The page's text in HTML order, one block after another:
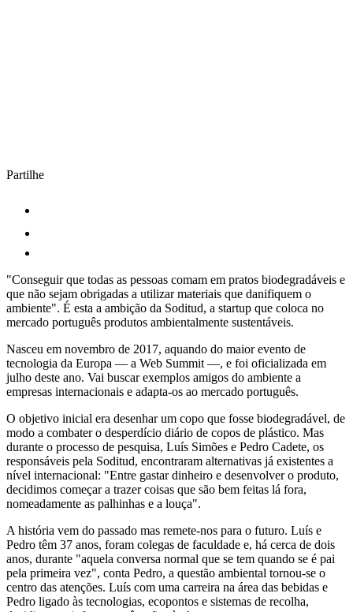
Partilhe
"Conseguir que todas as pessoas comam em pratos biodegradáveis e
que não sejam obrigadas a utilizar materiais que danifiquem o
ambiente". É esta a ambição da Soditud, a startup que coloca no
mercado português produtos ambientalmente sustentáveis.
Nasceu em novembro de 2017, aquando do maior evento de
tecnologia da Europa — a Web Summit —, e foi oficializada em
julho deste ano. Vai buscar exemplos amigos do ambiente a
empresas internacionais e adapta-os ao mercado português.
O objetivo inicial era desenhar um copo que fosse biodegradável, de
modo a combater o desperdício diário de copos de plástico. Mas
durante o processo de pesquisa, Luís Simões e Pedro Cadete, os
responsáveis pela Soditud, encontraram alternativas já existentes a
nível internacional: "Entre gastar dinheiro e desenvolver o produto,
decidimos começar a trazer coisas que são bem feitas lá fora,
nomeadamente as palhinhas e a louça".
A história vem do passado mas remete-nos para o futuro. Luís e
Pedro têm 37 anos, foram colegas de faculdade e, há cerca de dois
anos, durante "aquela conversa normal que se tem quando se é pai
pela primeira vez", conta Pedro, a questão ambiental tornou-se o
centro das atenções. Luís com uma carreira na área das bebidas e
Pedro ligado às tecnologias, ecopontos e sistemas de recolha,